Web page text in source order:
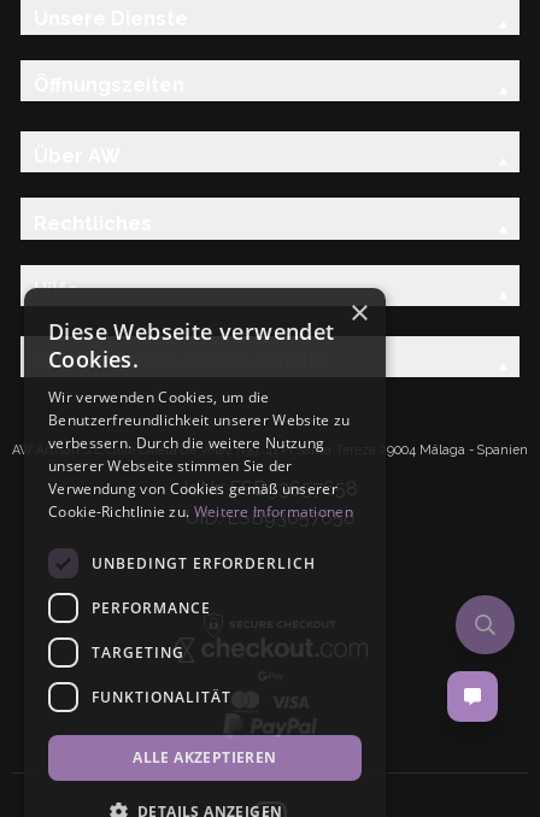
Hilfe
Entdecken Sie die AW-Familie
AW Artisan S.L.Calle Caleta de Velez n39, 41 PI Santa Tereza 29004 Málaga - Spanien
IdNr: ESB93657658
UID: ESB93657658
×
Diese Webseite verwendet
Cookies.
Wir verwenden Cookies, um die
Benutzerfreundlichkeit unserer Website zu
verbessern. Durch die weitere Nutzung
unserer Webseite stimmen Sie der
Verwendung von Cookies gemäß unserer
Cookie-Richtlinie zu. Weitere Informationen
UNBEDINGT ERFORDERLICH
PERFORMANCE
TARGETING
FUNKTIONALITÄT
ALLE AKZEPTIEREN
DETAILS ANZEIGEN